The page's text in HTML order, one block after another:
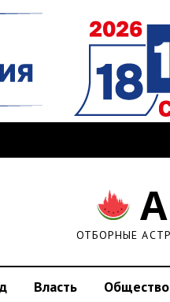
ОТБОРНЫЕ
Власть Общество